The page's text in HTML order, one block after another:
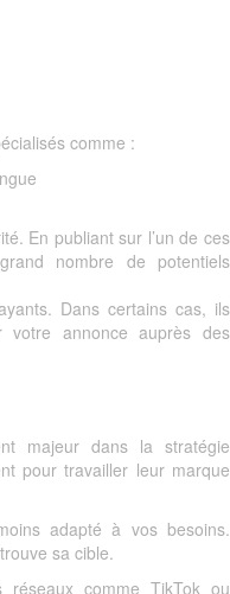
comme :
En publiant sur l’un de ces
nombre de potentiels
Dans certains cas, ils
votre annonce auprès des
majeur dans la stratégie
pour travailler leur marque
adapté à vos besoins.
sa cible.
comme TikTok ou